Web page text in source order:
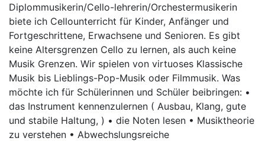
Diplommusikerin/Cello-lehrerin/Orchestermusikerin
biete ich Cellounterricht für Kinder, Anfänger und
Fortgeschrittene, Erwachsene und Senioren. Es gibt
keine Altersgrenzen Cello zu lernen, als auch keine
Musik Grenzen. Wir spielen von virtuoses Klassische
Musik bis Lieblings-Pop-Musik oder Filmmusik. Was
möchte ich für Schülerinnen und Schüler beibringen: •
das Instrument kennenzulernen ( Ausbau, Klang, gute
und stabile Haltung, ) • die Noten lesen • Musiktheorie
zu verstehen • Abwechslungsreiche